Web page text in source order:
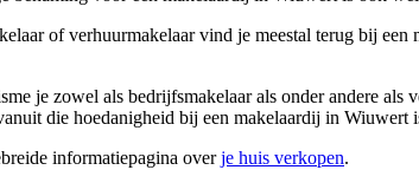
of verhuurmakelaar vind je meestal terug bij
je zowel als bedrijfsmakelaar als onder andere
die hoedanigheid bij een makelaardij in Wiuwert
informatiepagina overje huis verkopen.